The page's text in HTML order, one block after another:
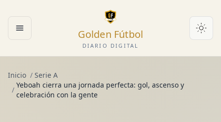
Abrir menú Golden Fútbol
DIARIO DIGITAL
Inicio / Serie A
/
Yeboah cierra una jornada perfecta: gol, ascenso y
celebración con la gente